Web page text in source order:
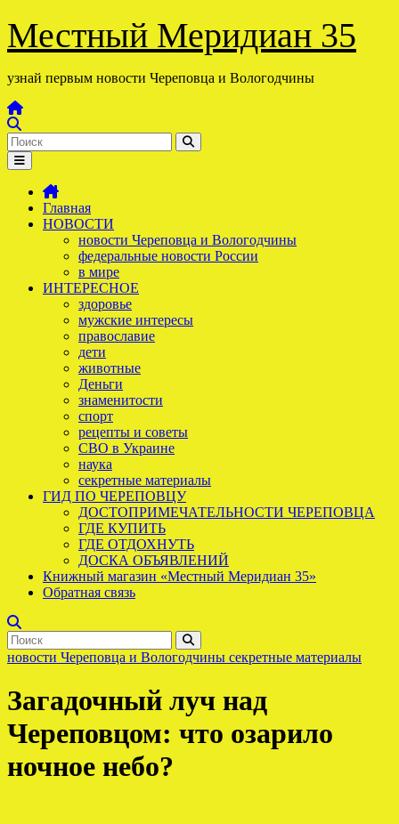
Перейти
содержимому
Местный Меридиан 35
узнай первым новости Череповца и Вологодчины
Главная
НОВОСТИ
новости Череповца и Вологодчины
федеральные новости России
в мире
ИНТЕРЕСНОЕ
здоровье
мужские интересы
православие
дети
животные
Деньги
знаменитости
спорт
рецепты и советы
СВО в Украине
наука
секретные материалы
ГИД ПО ЧЕРЕПОВЦУ
ДОСТОПРИМЕЧАТЕЛЬНОСТИ ЧЕРЕПОВЦА
ГДЕ КУПИТЬ
ГДЕ ОТДОХНУТЬ
ДОСКА ОБЪЯВЛЕНИЙ
Книжный магазин «Местный Меридиан 35»
Обратная связь
новости Череповца и Вологодчины секретные материалы
Загадочный луч над
Череповцом: что озарило
ночное небо?